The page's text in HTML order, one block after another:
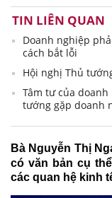
TIN LIÊN QUAN
Doanh nghiệp
cách bắt lỗi
Hội nghị Thủ
Tâm tư của
tướng gặp doanh
Bà Nguyễn Thị
có văn bản cụ
các quan hệ kinh